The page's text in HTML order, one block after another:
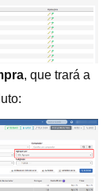
, que trará a